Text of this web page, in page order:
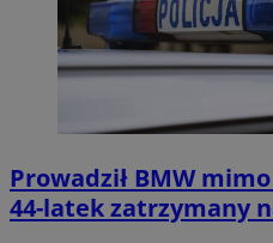
Prowadził BMW
44-latek zatrzymany